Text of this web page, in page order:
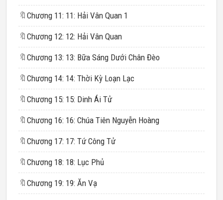
🔖 Chương 11: 11: Hải Vân Quan 1
🔖 Chương 12: 12: Hải Vân Quan
🔖 Chương 13: 13: Bữa Sáng Dưới Chân Đèo
🔖 Chương 14: 14: Thời Kỳ Loạn Lạc
🔖 Chương 15: 15: Dinh Ái Tử
🔖 Chương 16: 16: Chúa Tiên Nguyễn Hoàng
🔖 Chương 17: 17: Tứ Công Tử
🔖 Chương 18: 18: Lục Phủ
🔖 Chương 19: 19: Ăn Vạ